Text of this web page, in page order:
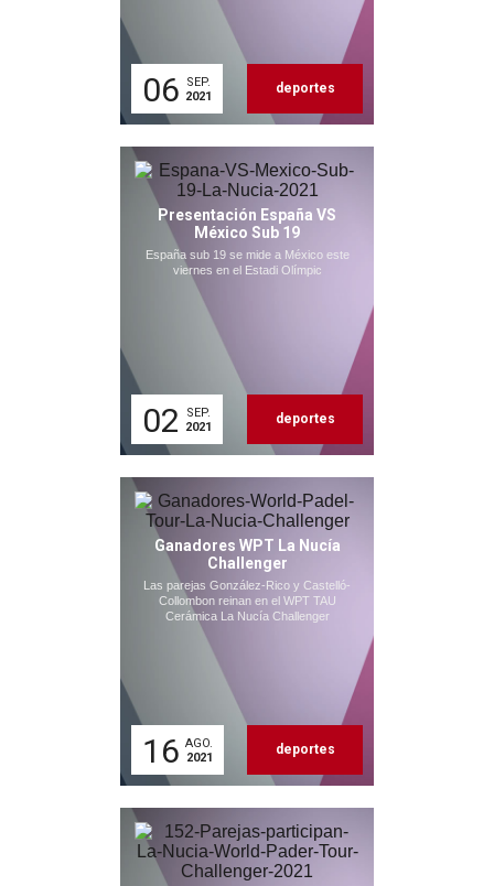
06
SEP.
2021
deportes
Presentación España VS
México Sub 19
España sub 19 se mide a México este
viernes en el Estadi Olímpic
02
SEP.
2021
deportes
Ganadores WPT La Nucía
Challenger
Las parejas González-Rico y Castelló-
Collombon reinan en el WPT TAU
Cerámica La Nucía Challenger
16 AGO.
2021
deportes